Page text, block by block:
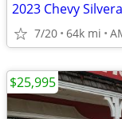
2023 Chevy
7/20 64k mi
$25,995